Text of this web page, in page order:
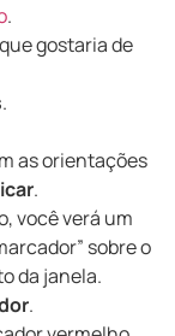
.
gostaria de
.
as orientações
.
você verá um
sobre o
da janela.
.